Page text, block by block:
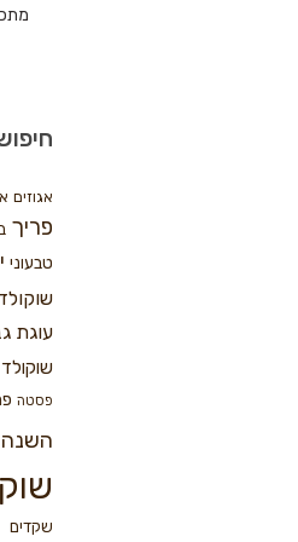
אגוזים
פריך
טבעוני
עוגת
שוקולד
פסטה
השנה
שקדים